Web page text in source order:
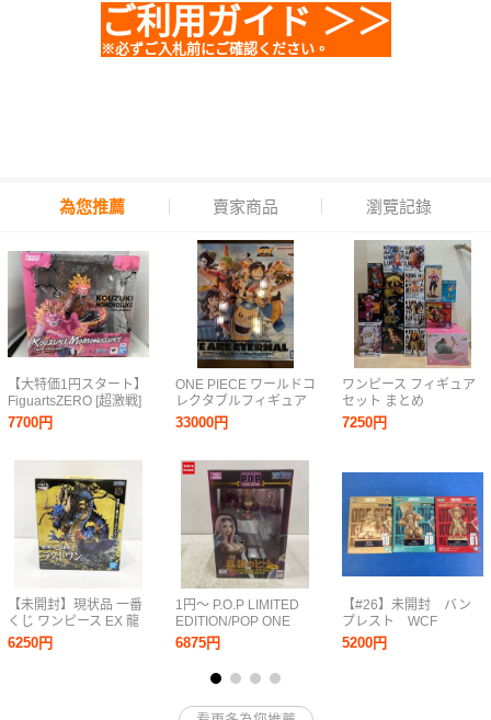
ご利用ガイド ＞＞
※必ずご入札前にご確認ください。
為您推薦 賣家商品 瀏覽記錄
【大特価1円スタート】
FiguartsZERO [超激戦]
光月モモの助 -双龍図-
ワンピース
7700円
【未開封】現状品 一番
くじ ワンピース EX 龍
と袂を連ねし猛者達 ラ
ストワン賞 カイドウ 魂
6250円
ONE PIECE ワールドコ
レクタブルフィギュア
PREMIUM -WE ARE
ETERNAL-他一番くじB
ブル8点
33000円
1円～ P.O.P LIMITED
EDITION/POP ONE
PIECE 黒檻のヒナ 再販
6875円
ワンピース フィギュア
セット まとめ
ONEPIECE 一番くじ ル
フィ ボニー くま マル
7250円
【#26】未開封 バン
プレスト WCF
ONEPIECE ワールド
コレクタブルフィギュ
5200円